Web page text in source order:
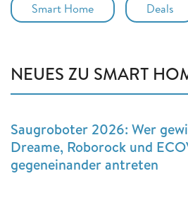
Smart Home Deals
NEUES ZU SMART
Saugroboter 2026: Wer
Dreame, Roborock und
gegeneinander antreten